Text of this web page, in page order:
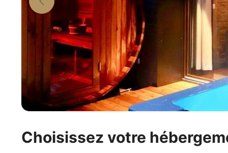
Choisissez votre